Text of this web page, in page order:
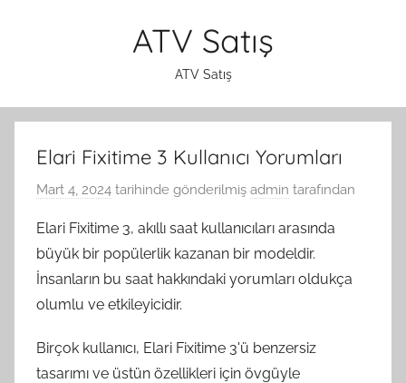
ATV Satış
ATV Satış
Elari Fixitime 3 Kullanıcı Yorumları
Mart 4, 2024 tarihinde gönderilmiş admin tarafından
Elari Fixitime 3, akıllı saat kullanıcıları arasında
büyük bir popülerlik kazanan bir modeldir.
İnsanların bu saat hakkındaki yorumları oldukça
olumlu ve etkileyicidir.
Birçok kullanıcı, Elari Fixitime 3'ü benzersiz
tasarımı ve üstün özellikleri için övgüyle